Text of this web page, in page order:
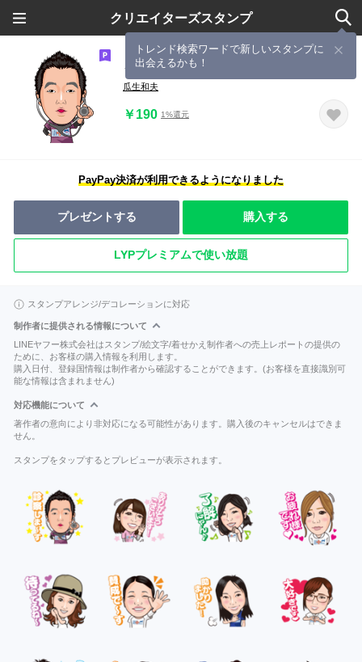
クリエイターズスタンプ
トレンド検索ワードで新しいスタンプに
出会えるかも！
うりゅう動物病院
瓜生和夫
￥190 1%還元
PayPay決済が利用できるようになりました
プレゼントする 購入する
LYPプレミアムで使い放題
スタンプアレンジ/デコレーションに対応
制作者に提供される情報について
LINEヤフー株式会社はスタンプ/絵文字/着せかえ制作者への売上レポートの提供の
ために、お客様の購入情報を利用します。
購入日付、登録国情報は制作者から確認することができます。(お客様を直接識別可
能な情報は含まれません)
対応機能について
著作者の意向により非対応になる可能性があります。購入後のキャンセルはできま
せん。
スタンプをタップするとプレビューが表示されます。